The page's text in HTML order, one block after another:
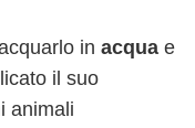
in acqua e
il suo
animali